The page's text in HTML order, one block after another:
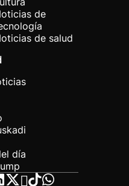
de
de salud
día